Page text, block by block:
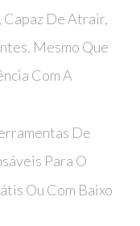
De Atrair,
Mesmo Que
Com A
De
Para O
Ou Com Baixo